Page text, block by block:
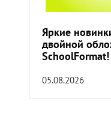
Яркие
двойной
SchoolFormat!
05.08.2026